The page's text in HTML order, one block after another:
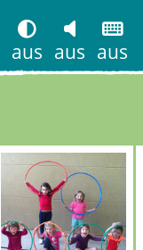
aus aus aus